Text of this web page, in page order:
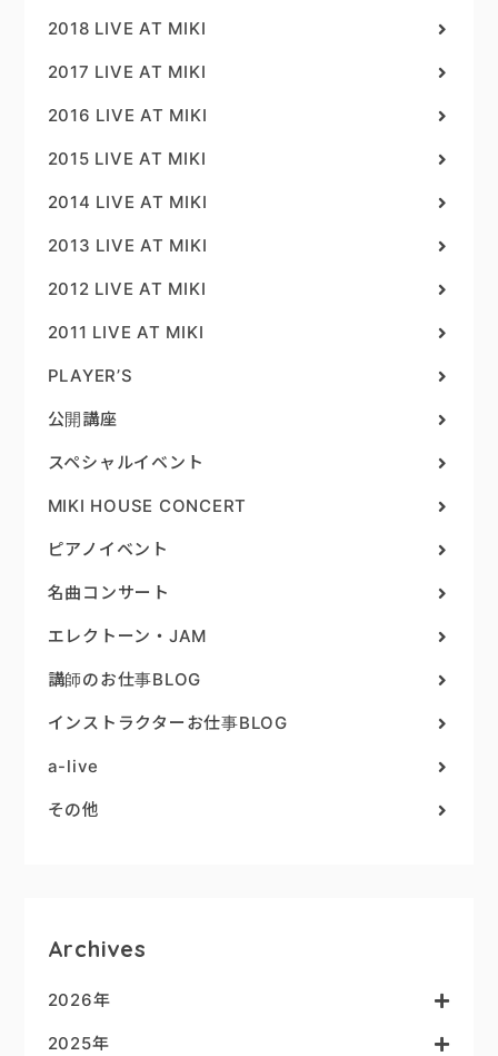
2018 LIVE AT MIKI
2017 LIVE AT MIKI
2016 LIVE AT MIKI
2015 LIVE AT MIKI
2014 LIVE AT MIKI
2013 LIVE AT MIKI
2012 LIVE AT MIKI
2011 LIVE AT MIKI
PLAYER’S
公開講座
スペシャルイベント
MIKI HOUSE CONCERT
ピアノイベント
名曲コンサート
エレクトーン・JAM
講師のお仕事BLOG
インストラクターお仕事BLOG
a-live
その他
Archives
2026年
2025年